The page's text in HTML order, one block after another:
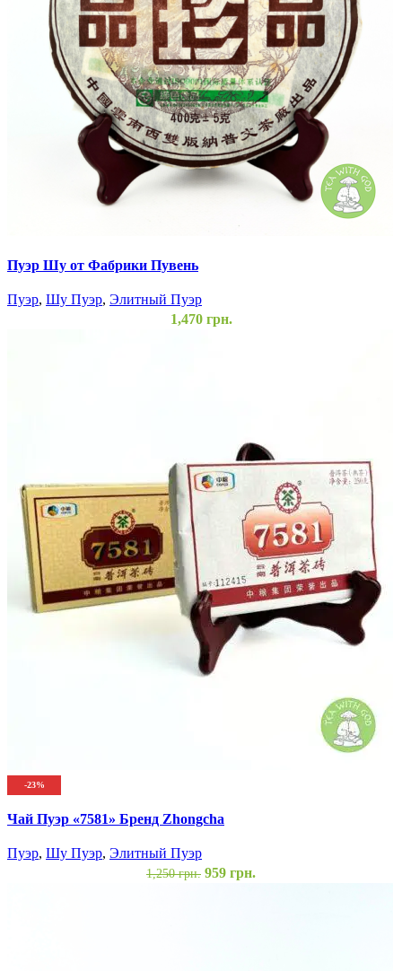
Пуэр Шу от Фабрики Пувень
Пуэр, Шу Пуэр, Элитный Пуэр
1,470грн.
-23%
Чай Пуэр «7581» Бренд Zhongcha
Пуэр, Шу Пуэр, Элитный Пуэр
1,250грн. 959 грн.